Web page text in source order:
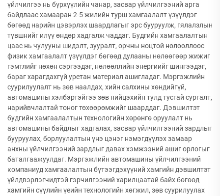
үйлчилгээ нь бүрхүүлийн чанар, засвар үйлчилгээний арга
байдлаас хамааран 2-5 жилийн турш хамгаалалт үзүүлдэг
бөгөөд нарийн цэвэрлэх шаардлагыг эрс бууруулж, гялалзлын
түвшнийг илүү өндөр хадгалж чаддаг. Будгийн хамгаалалтын
цаас нь чулууны шидэлт, зууралт, орчны ноцтой нөлөөллөөс
физик хамгаалалт үзүүлдэг бөгөөд дулааны нөлөөгөөр жижиг
гэмтлийг нөхөн сэргээдэг, нөлөөллийн энергиийг шингээдэг,
бараг харагдахгүй уретан материал ашигладаг. Мэргэжлийн
суурилуулалт нь зөв наалдах, хийн салхины хөндийгүй,
автомашины хэлбэртэйгээ зөв нийцэхийн тулд тусгай сургалт,
нарийвчлалтай тоног төхөөрөмжийг шаарддаг. Дэвшилтэт
будгийн хамгаалалтын технологийн хөрөнгө оруулалт нь
автомашины байдлыг хадгалах, засвар үйлчилгээний зардлыг
бууруулах, борлуулалтын үнэ цэнэг нэмэгдүүлэх замаар
анхны үйлчилгээний зардлыг давах хэмжээний ашиг орлогыг
баталгаажуулдаг. Мэргэжлийн автомашины үйлчилгээний
компаниуд хамгаалалтын бүтээгдэхүүний хамгийн дэвшилтэт
үйлдвэрлэгчидтэй гэрчилгээний харилцаатай байх бөгөөд
хамгийн сүүлийн үеийн технологийн хөгжил, зөв суурилуулах